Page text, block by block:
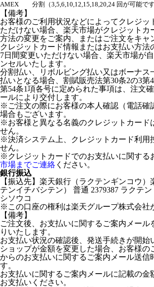
AMEX
分割（3,5,6,10,12,15,18,20,24 回が可能で
【備考】
お客様のご利用状況などによってクレジッ
ただけない場合、楽天市場がクレジットカ
方法の変更をご案内、またはご注文をキャ
クレジットカード情報またはお支払い方法
7日間変更いただけない場合、楽天市場が
ンセルいたします。
分割払い、リボルビング払い又はボーナス
払いとなる場合、割賦販売法第30条2の3第
第54条1項各号に定められた事項は、注文
ールにより交付します。
※ご注文の際にお客様の本人確認（電話確
場合もございます。
※お客様と異なる名義のクレジットカード
せん。
※決済システム上、クレジットカード利用
せん。
※クレジットカードでのお支払いに関する
市場までご連絡 ください。
銀行振込
【振込先】楽天銀行（ラクテンギンコウ）
テンイチバシテン） 普通 2379387 ラクテ
シソウコ
※この口座の権利は楽天グループ株式会社
【備考】
ご注文後、お支払いに関するご案内メール
りいたします。
お支払い状況の確認後、発送手続きが開始
ショップが金額を変更した場合、お客様の
からのお支払いに関するご案内メール送信
す。
お支払いに関するご案内メールに記載の金
お支払いください。